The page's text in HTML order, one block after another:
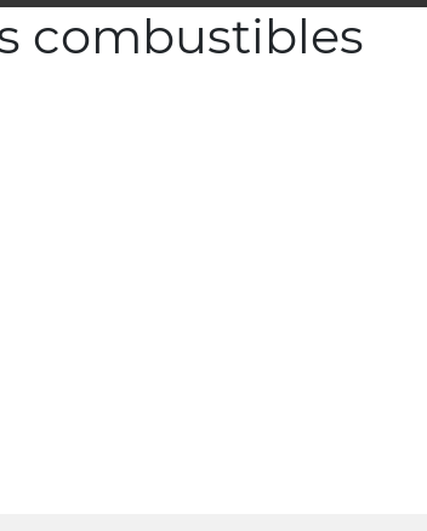
Calendario Editorial
Ediciones Anteriores
combustibles